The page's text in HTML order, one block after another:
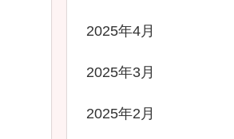
2025年4月
2025年3月
2025年2月